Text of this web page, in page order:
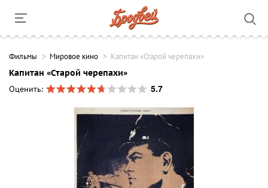
Фильмы Мировое кино Капитан «Старой черепахи»
Капитан «Старой черепахи»
Оценить:
5.7